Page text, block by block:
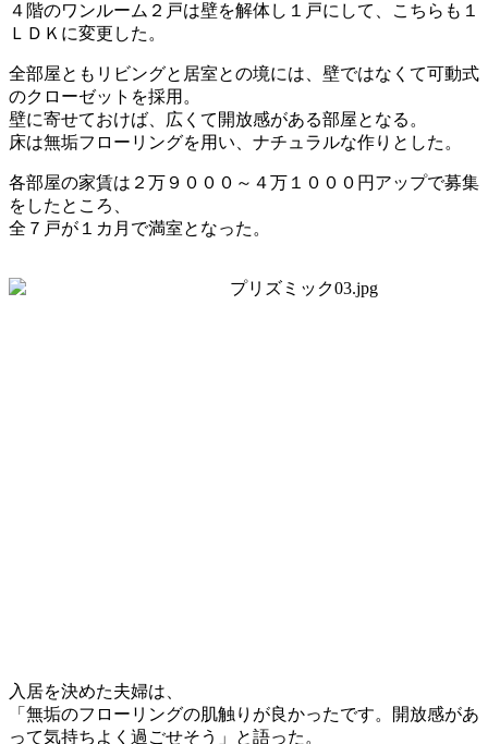
４階のワンルーム２戸は壁を解体し１戸にして、こちらも１
ＬＤＫに変更した。
全部屋ともリビングと居室との境には、壁ではなくて可動式
のクローゼットを採用。
壁に寄せておけば、広くて開放感がある部屋となる。
床は無垢フローリングを用い、ナチュラルな作りとした。
各部屋の家賃は２万９０００～４万１０００円アップで募集
をしたところ、
全７戸が１カ月で満室となった。
入居を決めた夫婦は、
「無垢のフローリングの肌触りが良かったです。開放感があ
って気持ちよく過ごせそう」と語った。